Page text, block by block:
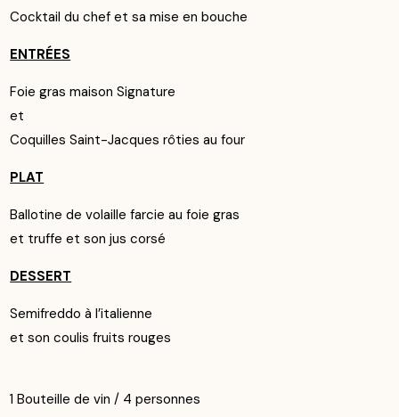
Cocktail du chef et sa mise en bouche
ENTRÉES
Foie gras maison Signature
et
Coquilles Saint-Jacques rôties au four
PLAT
Ballotine de volaille farcie au foie gras
et truffe et son jus corsé
DESSERT
Semifreddo à l’italienne
et son coulis fruits rouges
1 Bouteille de vin / 4 personnes